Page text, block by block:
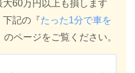
60万円以上も損します
下記の『たった1分で車を
のページをご覧ください。